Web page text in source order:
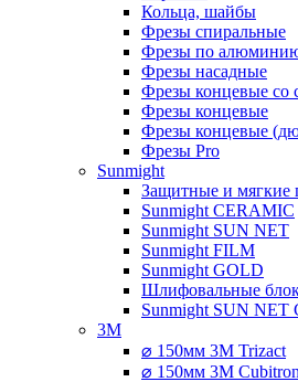
Кольца, шайбы
Фрезы спиральные
Фрезы по
Фрезы насадные
Фрезы концевые
Фрезы концевые
Фрезы концевые
Фрезы Pro
Sunmight
Защитные и мягкие
Sunmight CERAMIC
Sunmight SUN NET
Sunmight FILM
Sunmight GOLD
Шлифовальные
Sunmight SUN NET
3M
⌀ 150мм 3M Trizact
⌀ 150мм 3M